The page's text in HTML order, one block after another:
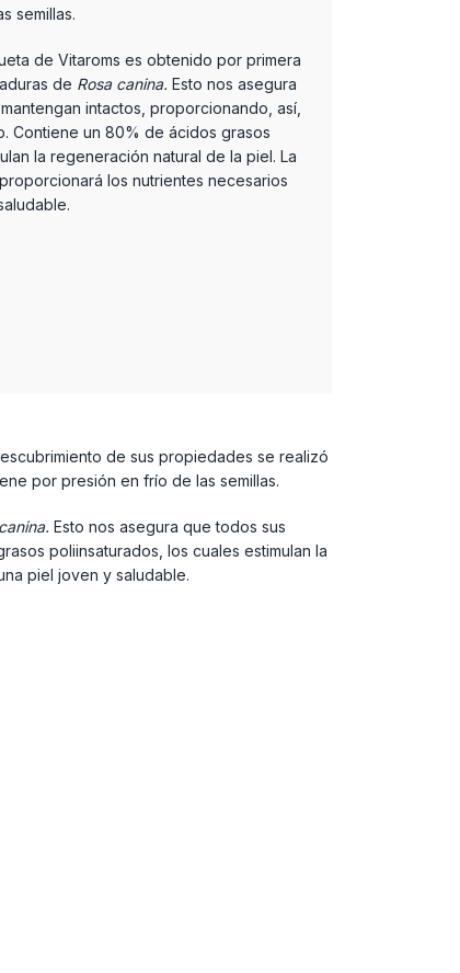
semillas.
de Vitaroms es obtenido por primera
de Rosa canina. Esto nos asegura
intactos, proporcionando, así,
Contiene un 80% de ácidos grasos
la regeneración natural de la piel. La
los nutrientes necesarios
de sus propiedades se realizó
por presión en frío de las semillas.
Esto nos asegura que todos sus
poliinsaturados, los cuales estimulan la
piel joven y saludable.